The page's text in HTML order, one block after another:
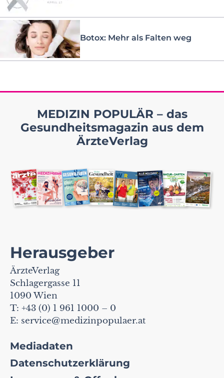
Botox: Mehr als Falten weg
MEDIZIN POPULÄR – das
Gesundheitsmagazin aus dem
ÄrzteVerlag
Herausgeber
ÄrzteVerlag
Schlagergasse 11
1090 Wien
T: +43 (0) 1 961 1000 – 0
E: service@medizinpopulaer.at
Mediadaten
Datenschutzerklärung